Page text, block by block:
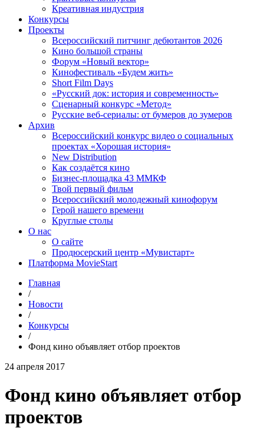
Креативная индустрия
Конкурсы
Проекты
Всероссийский питчинг дебютантов 2026
Кино большой страны
Форум «Новый вектор»
Кинофестиваль «Будем жить»
Short Film Days
«Русский док: история и современность»
Сценарный конкурс «Метод»
Русские веб-сериалы: от бумеров до зумеров
Архив
Всероссийский конкурс видео о социальных
проектах «Хорошая история»
New Distribution
Как создаётся кино
Бизнес-площадка 43 ММКФ
Твой первый фильм
Всероссийский молодежный кинофорум
Герой нашего времени
Круглые столы
О нас
О сайте
Продюсерский центр «Мувистарт»
Платформа MovieStart
Главная
/
Новости
/
Конкурсы
/
Фонд кино объявляет отбор проектов
24 апреля 2017
Фонд кино объявляет отбор
проектов